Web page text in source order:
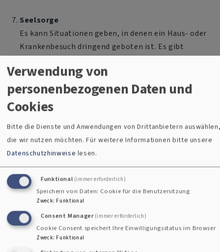
Seelsorge
Es kann Situationen geben, in denen ein Haus- oder
Krankenbesuch dringend geboten ist. Es gibt
Berücksichtigung aller hygienischen
Schutzmaßnahmen werden wir Sie besuchen. Gerne
weisen wir auch auf die Telefonseelsorge hin
(Telefonnummer: 0800 111 0 111).
Verkündigung und Begleitung der Gemeindeglieder
in den Medien
Auf dieser Website werden in den kommenden Wochen
regelmäßigAndachtenvon Pfarrer Borger, Pfarrer
Firnschild-Steuer und Vikar Kappesser veröffentlicht
(sonntags und mittwochs). Die Gottesdienste in ZDF,
ARD, BR und Deutschlandfunk sind so organisiert, dass
jeden Sonntag ein evangelischer Gottesdienst oder
Verwendung von
personenbezogenen Daten und
Cookies
Bitte die Dienste und Anwendungen von Drittanbietern
die wir nutzen möchten.Für weitere Informationen bitte unsere
Datenschutzhinweise lesen.
Funktional (immer erforderlich)
Speichern von Daten: Cookie für die Benutzersitzung
Zweck: Funktional
Consent Manager (immer erforderlich)
Cookie Consent speichert Ihre Einwilligungsstatus im Browser
Zweck: Funktional